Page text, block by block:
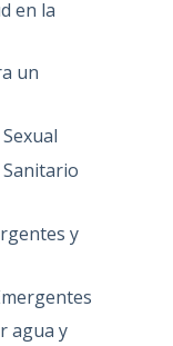
en la
un
y
agua y